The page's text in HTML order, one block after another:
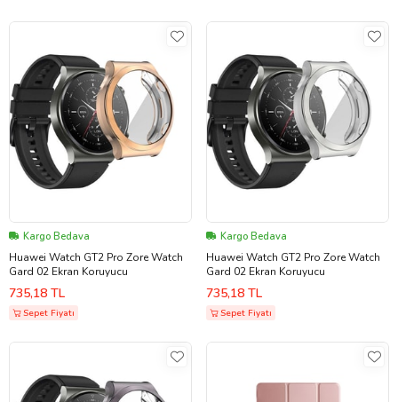
Kargo Bedava
Huawei Watch GT2 Pro Zore Watch
Gard 02 Ekran Koruyucu
735,18 TL
Sepet Fiyatı
Kargo Bedava
Huawei Watch GT2 Pro Zore Watch
Gard 02 Ekran Koruyucu
735,18 TL
Sepet Fiyatı